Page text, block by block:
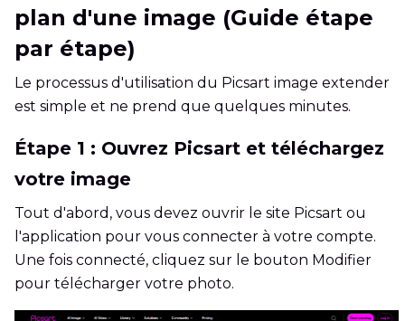
plan d'une image (Guide étape
par étape)
Le processus d'utilisation du Picsart image extender
est simple et ne prend que quelques minutes.
Étape 1 : Ouvrez Picsart et téléchargez
votre image
Tout d'abord, vous devez ouvrir le site Picsart ou
l'application pour vous connecter à votre compte.
Une fois connecté, cliquez sur le bouton Modifier
pour télécharger votre photo.